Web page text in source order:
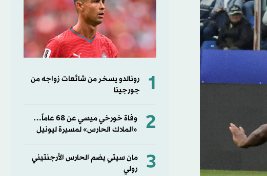
1
رونالدو يسخر من شائعات زواجه من
جورجينا
2
وفاة خورخي ميسي عن 68 عاماً…
«الملاك الحارس» لمسيرة ليونيل
3
مان سيتي يضم الحارس الأرجنتيني
رولي